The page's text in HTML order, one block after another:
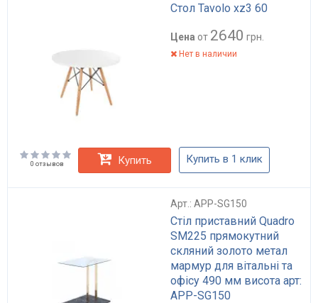
Стол Tavolo xz3 60
Цена от 2640 грн.
Нет в наличии
0 отзывов Купить Купить в 1 клик
Арт.: APP-SG150
Стіл приставний Quadro
SM225 прямокутний
скляний золото метал
мармур для вітальні та
офісу 490 мм висота арт:
APP-SG150